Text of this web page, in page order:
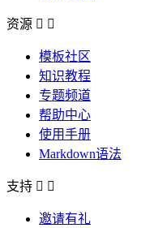
资源  
模板社区
知识教程
专题频道
帮助中心
使用手册
Markdown语法
支持  
邀请有礼